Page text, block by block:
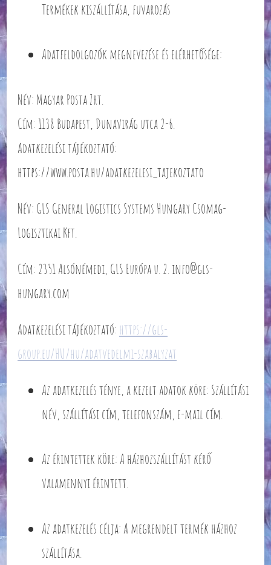
Termékek kiszállítása, fuvarozás
Adatfeldolgozók megnevezése és elérhetősége:
Név: Magyar Posta Zrt.
Cím: 1138 Budapest, Dunavirág utca 2-6.
Adatkezelési tájékoztató:
https://www.posta.hu/adatkezelesi_tajekoztato
Név: GLS General Logistics Systems Hungary Csomag-
Logisztikai Kft.
Cím: 2351 Alsónémedi, GLS Európa u. 2. info@gls-
hungary.com
Adatkezelési tájékoztató: https://gls-
group.eu/HU/hu/adatvedelmi-szabalyzat
Az adatkezelés ténye, a kezelt adatok köre: Szállítási
név, szállítási cím, telefonszám, e-mail cím.
Az érintettek köre: A házhozszállítást kérő
valamennyi érintett.
Az adatkezelés célja: A megrendelt termék házhoz
szállítása.